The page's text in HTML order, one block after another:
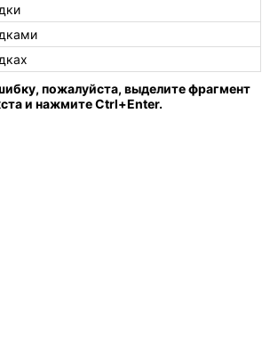
пожалуйста, выделите фрагмент
и нажмите Ctrl+Enter.